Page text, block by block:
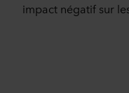
impact négatif sur